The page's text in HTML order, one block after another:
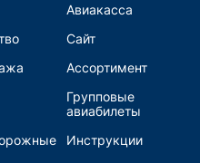
Авиакасса
Сайт
Ассортимент
Групповые
авиабилеты
Инструкции